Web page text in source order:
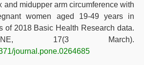
and midupper arm circumference with
women aged 19-49 years in
of 2018 Basic Health Research data.
17(3 March).
journal.pone.0264685